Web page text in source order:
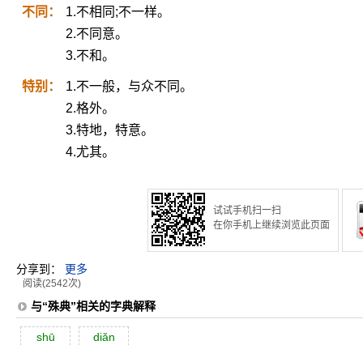
不同：
1.不相同;不一样。
2.不同意。
3.不和。
特别：
1.不一般，与众不同。
2.格外。
3.特地，特意。
4.尤其。
试试手机扫一扫
在你手机上继续浏览此页面
分享到： 更多
阅读(2542次)
与“殊典”相关的字典解释
shū diăn